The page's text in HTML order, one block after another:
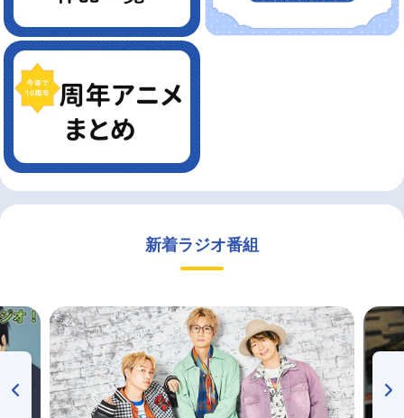
新着ラジオ番組